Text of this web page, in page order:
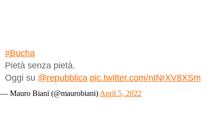
#Bucha
Pietà senza pietà.
Oggi su @repubblica pic.twitter.com/nINrXV8XSm
— Mauro Biani (@maurobiani) April 5, 2022